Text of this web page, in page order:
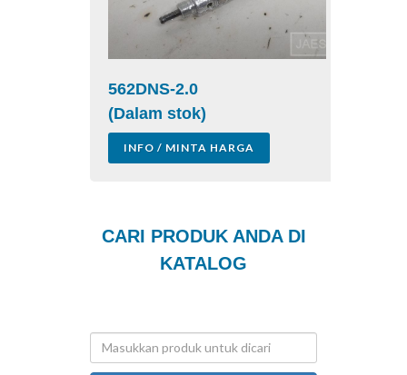
562DNS-2.0
(Dalam stok)
INFO / MINTA HARGA
CARI PRODUK ANDA DI
KATALOG